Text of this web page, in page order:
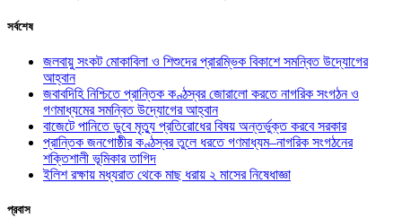
সর্বশেষ
জলবায়ু সংকট মোকাবিলা ও শিশুদের প্রারম্ভিক বিকাশে সমন্বিত উদ্যোগের
আহ্বান
জবাবদিহি নিশ্চিতে প্রান্তিক কণ্ঠস্বর জোরালো করতে নাগরিক সংগঠন ও
গণমাধ্যমের সমন্বিত উদ্যোগের আহ্বান
বাজেটে পানিতে ডুবে মৃত্যু প্রতিরোধের বিষয় অন্তর্ভুক্ত করবে সরকার
প্রান্তিক জনগোষ্ঠীর কণ্ঠস্বর তুলে ধরতে গণমাধ্যম–নাগরিক সংগঠনের
শক্তিশালী ভূমিকার তাগিদ
ইলিশ রক্ষায় মধ্যরাত থেকে মাছ ধরায় ২ মাসের নিষেধাজ্ঞা
প্রবাস